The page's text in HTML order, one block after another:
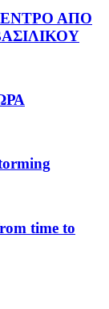
ΑΠΟ
time to